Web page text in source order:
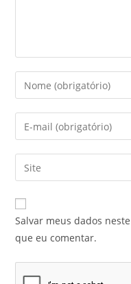
Salvar meus dados
que eu comentar.